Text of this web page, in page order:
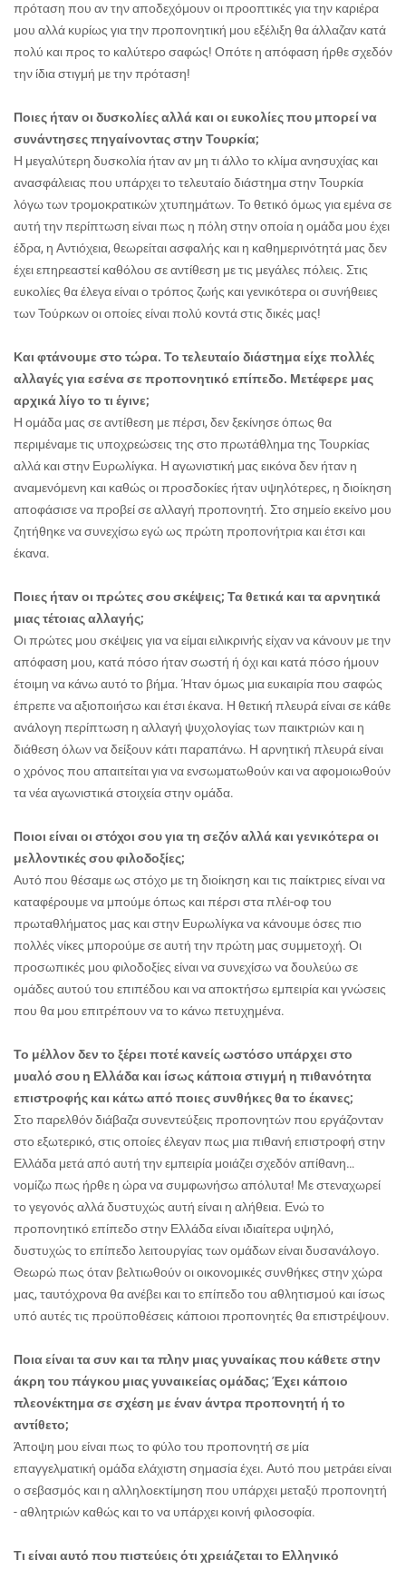
πρόταση που αν την αποδεχόμουν οι προοπτικές για την καριέρα
μου αλλά κυρίως για την προπονητική μου εξέλιξη θα άλλαζαν κατά
πολύ και προς το καλύτερο σαφώς! Οπότε η απόφαση ήρθε σχεδόν
την ίδια στιγμή με την πρόταση!
Ποιες ήταν οι δυσκολίες αλλά και οι ευκολίες που μπορεί να
συνάντησες πηγαίνοντας στην Τουρκία;
Η μεγαλύτερη δυσκολία ήταν αν μη τι άλλο το κλίμα ανησυχίας και
ανασφάλειας που υπάρχει το τελευταίο διάστημα στην Τουρκία
λόγω των τρομοκρατικών χτυπημάτων. Το θετικό όμως για εμένα σε
αυτή την περίπτωση είναι πως η πόλη στην οποία η ομάδα μου έχει
έδρα, η Αντιόχεια, θεωρείται ασφαλής και η καθημερινότητά μας δεν
έχει επηρεαστεί καθόλου σε αντίθεση με τις μεγάλες πόλεις. Στις
ευκολίες θα έλεγα είναι ο τρόπος ζωής και γενικότερα οι συνήθειες
των Τούρκων οι οποίες είναι πολύ κοντά στις δικές μας!
Και φτάνουμε στο τώρα. Το τελευταίο διάστημα είχε πολλές
αλλαγές για εσένα σε προπονητικό επίπεδο. Μετέφερε μας
αρχικά λίγο το τι έγινε;
Η ομάδα μας σε αντίθεση με πέρσι, δεν ξεκίνησε όπως θα
περιμέναμε τις υποχρεώσεις της στο πρωτάθλημα της Τουρκίας
αλλά και στην Ευρωλίγκα. Η αγωνιστική μας εικόνα δεν ήταν η
αναμενόμενη και καθώς οι προσδοκίες ήταν υψηλότερες, η διοίκηση
αποφάσισε να προβεί σε αλλαγή προπονητή. Στο σημείο εκείνο μου
ζητήθηκε να συνεχίσω εγώ ως πρώτη προπονήτρια και έτσι και
έκανα.
Ποιες ήταν οι πρώτες σου σκέψεις; Τα θετικά και τα αρνητικά
μιας τέτοιας αλλαγής;
Οι πρώτες μου σκέψεις για να είμαι ειλικρινής είχαν να κάνουν με την
απόφαση μου, κατά πόσο ήταν σωστή ή όχι και κατά πόσο ήμουν
έτοιμη να κάνω αυτό το βήμα. Ήταν όμως μια ευκαιρία που σαφώς
έπρεπε να αξιοποιήσω και έτσι έκανα. Η θετική πλευρά είναι σε κάθε
ανάλογη περίπτωση η αλλαγή ψυχολογίας των παικτριών και η
διάθεση όλων να δείξουν κάτι παραπάνω. Η αρνητική πλευρά είναι
ο χρόνος που απαιτείται για να ενσωματωθούν και να αφομοιωθούν
τα νέα αγωνιστικά στοιχεία στην ομάδα.
Ποιοι είναι οι στόχοι σου για τη σεζόν αλλά και γενικότερα οι
μελλοντικές σου φιλοδοξίες;
Αυτό που θέσαμε ως στόχο με τη διοίκηση και τις παίκτριες είναι να
καταφέρουμε να μπούμε όπως και πέρσι στα πλέι-οφ του
πρωταθλήματος μας και στην Ευρωλίγκα να κάνουμε όσες πιο
πολλές νίκες μπορούμε σε αυτή την πρώτη μας συμμετοχή. Οι
προσωπικές μου φιλοδοξίες είναι να συνεχίσω να δουλεύω σε
ομάδες αυτού του επιπέδου και να αποκτήσω εμπειρία και γνώσεις
που θα μου επιτρέπουν να το κάνω πετυχημένα.
Το μέλλον δεν το ξέρει ποτέ κανείς ωστόσο υπάρχει στο
μυαλό σου η Ελλάδα και ίσως κάποια στιγμή η πιθανότητα
επιστροφής και κάτω από ποιες συνθήκες θα το έκανες;
Στο παρελθόν διάβαζα συνεντεύξεις προπονητών που εργάζονταν
στο εξωτερικό, στις οποίες έλεγαν πως μια πιθανή επιστροφή στην
Ελλάδα μετά από αυτή την εμπειρία μοιάζει σχεδόν απίθανη…
νομίζω πως ήρθε η ώρα να συμφωνήσω απόλυτα! Με στεναχωρεί
το γεγονός αλλά δυστυχώς αυτή είναι η αλήθεια. Ενώ το
προπονητικό επίπεδο στην Ελλάδα είναι ιδιαίτερα υψηλό,
δυστυχώς το επίπεδο λειτουργίας των ομάδων είναι δυσανάλογο.
Θεωρώ πως όταν βελτιωθούν οι οικονομικές συνθήκες στην χώρα
μας, ταυτόχρονα θα ανέβει και το επίπεδο του αθλητισμού και ίσως
υπό αυτές τις προϋποθέσεις κάποιοι προπονητές θα επιστρέψουν.
Ποια είναι τα συν και τα πλην μιας γυναίκας που κάθετε στην
άκρη του πάγκου μιας γυναικείας ομάδας; Έχει κάποιο
πλεονέκτημα σε σχέση με έναν άντρα προπονητή ή το
αντίθετο;
Άποψη μου είναι πως το φύλο του προπονητή σε μία
επαγγελματική ομάδα ελάχιστη σημασία έχει. Αυτό που μετράει είναι
ο σεβασμός και η αλληλοεκτίμηση που υπάρχει μεταξύ προπονητή
- αθλητριών καθώς και το να υπάρχει κοινή φιλοσοφία.
Τι είναι αυτό που πιστεύεις ότι χρειάζεται το Ελληνικό